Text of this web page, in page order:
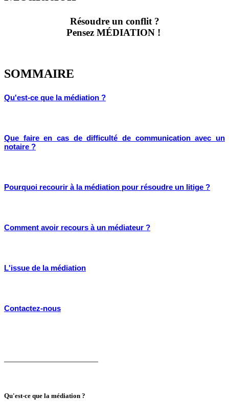
Résoudre un conflit ?
Pensez MÉDIATION !
SOMMAIRE
Qu'est-ce que la médiation ?
Que faire en cas de difficulté de communication avec un
notaire ?
Pourquoi recourir à la médiation pour résoudre un litige ?
Comment avoir recours à un médiateur ?
L'issue de la médiation
Contactez-nous
Qu'est-ce que la médiation ?